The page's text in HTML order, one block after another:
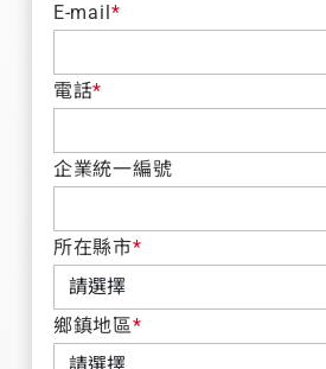
E-mail*
電話*
企業統一編號
所在縣市*
鄉鎮地區*